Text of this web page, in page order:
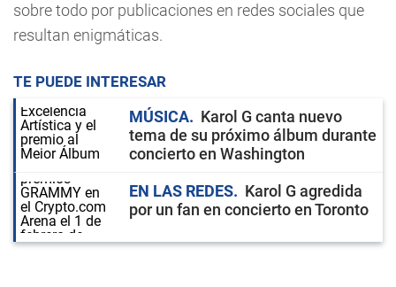
sobre todo por publicaciones en redes sociales que
resultan enigmáticas.
TE PUEDE INTERESAR
MÚSICA
Karol G canta nuevo
tema de su próximo álbum durante
concierto en Washington
EN LAS REDES
Karol G agredida
por un fan en concierto en Toronto